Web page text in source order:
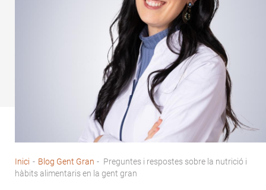
Fil
Inici - Blog Gent Gran - Preguntes i respostes sobre la nutrició i
hàbits alimentaris en la gent gran